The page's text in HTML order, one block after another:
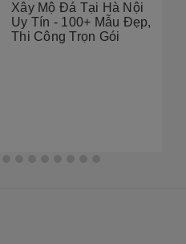
Xây Mộ Đá Tại Hà Nội
Uy Tín - 100+ Mẫu Đẹp,
Thi Công Trọn Gói